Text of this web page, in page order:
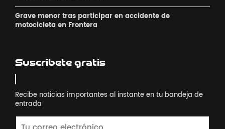
Grave menor tras participar en accidente de
motocicleta en Frontera
Suscribete gratis
Recibe noticias importantes al instante en tu bandeja de
entrada